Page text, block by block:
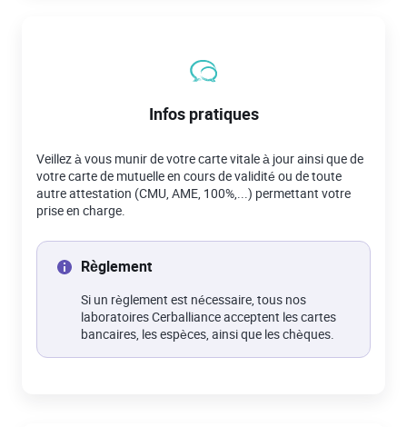
Infos pratiques
Veillez à vous munir de votre carte vitale à jour ainsi que de
votre carte de mutuelle en cours de validité ou de toute
autre attestation (CMU, AME, 100%,...) permettant votre
prise en charge.
Règlement
Si un règlement est nécessaire, tous nos
laboratoires Cerballiance acceptent les cartes
bancaires, les espèces, ainsi que les chèques.